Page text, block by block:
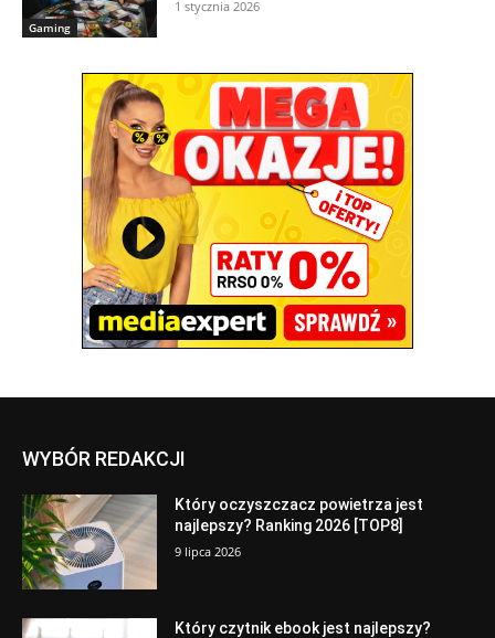
Gaming
1 stycznia 2026
WYBÓR REDAKCJI
Który oczyszczacz powietrza jest
najlepszy? Ranking 2026 [TOP8]
9 lipca 2026
Który czytnik ebook jest najlepszy?